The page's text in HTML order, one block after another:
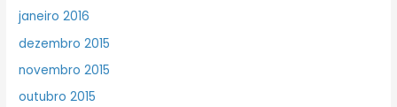
janeiro 2016
dezembro 2015
novembro 2015
outubro 2015